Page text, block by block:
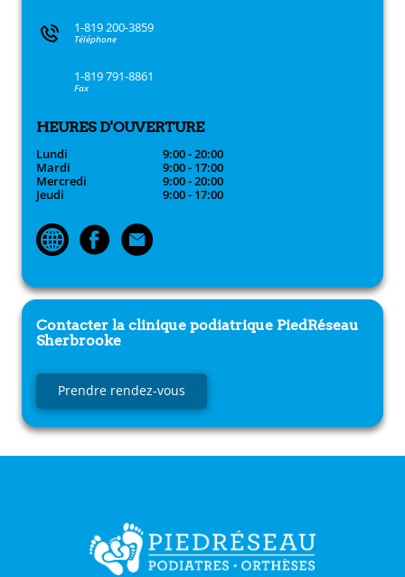
1-819 200-3859
Téléphone
1-819 791-8861
Fax
HEURES D'OUVERTURE
Lundi
9:00 - 20:00
Mardi
9:00 - 17:00
Mercredi
9:00 - 20:00
Jeudi
9:00 - 17:00
Contacter la clinique podiatrique PiedRéseau
Sherbrooke
Prendre rendez-vous